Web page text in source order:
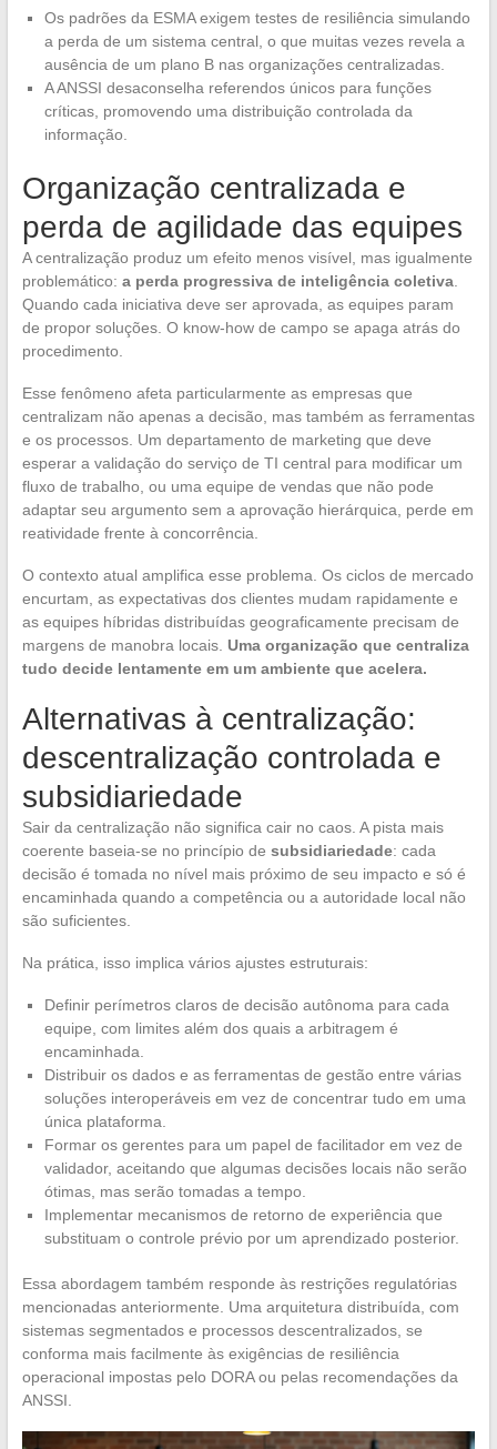
Os padrões da ESMA exigem testes de resiliência simulando
a perda de um sistema central, o que muitas vezes revela a
ausência de um plano B nas organizações centralizadas.
A ANSSI desaconselha referendos únicos para funções
críticas, promovendo uma distribuição controlada da
informação.
Organização centralizada e
perda de agilidade das equipes
A centralização produz um efeito menos visível, mas igualmente
problemático: a perda progressiva de inteligência coletiva.
Quando cada iniciativa deve ser aprovada, as equipes param
de propor soluções. O know-how de campo se apaga atrás do
procedimento.
Esse fenômeno afeta particularmente as empresas que
centralizam não apenas a decisão, mas também as ferramentas
e os processos. Um departamento de marketing que deve
esperar a validação do serviço de TI central para modificar um
fluxo de trabalho, ou uma equipe de vendas que não pode
adaptar seu argumento sem a aprovação hierárquica, perde em
reatividade frente à concorrência.
O contexto atual amplifica esse problema. Os ciclos de mercado
encurtam, as expectativas dos clientes mudam rapidamente e
as equipes híbridas distribuídas geograficamente precisam de
margens de manobra locais. Uma organização que centraliza
tudo decide lentamente em um ambiente que acelera.
Alternativas à centralização:
descentralização controlada e
subsidiariedade
Sair da centralização não significa cair no caos. A pista mais
coerente baseia-se no princípio de subsidiariedade: cada
decisão é tomada no nível mais próximo de seu impacto e só é
encaminhada quando a competência ou a autoridade local não
são suficientes.
Na prática, isso implica vários ajustes estruturais:
Definir perímetros claros de decisão autônoma para cada
equipe, com limites além dos quais a arbitragem é
encaminhada.
Distribuir os dados e as ferramentas de gestão entre várias
soluções interoperáveis em vez de concentrar tudo em uma
única plataforma.
Formar os gerentes para um papel de facilitador em vez de
validador, aceitando que algumas decisões locais não serão
ótimas, mas serão tomadas a tempo.
Implementar mecanismos de retorno de experiência que
substituam o controle prévio por um aprendizado posterior.
Essa abordagem também responde às restrições regulatórias
mencionadas anteriormente. Uma arquitetura distribuída, com
sistemas segmentados e processos descentralizados, se
conforma mais facilmente às exigências de resiliência
operacional impostas pelo DORA ou pelas recomendações da
ANSSI.